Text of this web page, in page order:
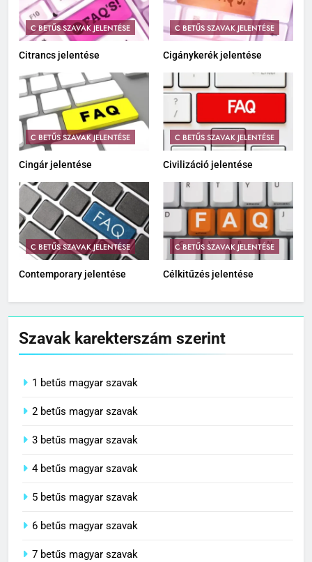
C BETŰS SZAVAK JELENTÉSE
Citrancs jelentése
C BETŰS SZAVAK JELENTÉSE
Cigánykerék jelentése
C BETŰS SZAVAK JELENTÉSE
Cingár jelentése
C BETŰS SZAVAK JELENTÉSE
Civilizáció jelentése
C BETŰS SZAVAK JELENTÉSE
Contemporary jelentése
C BETŰS SZAVAK JELENTÉSE
Célkitűzés jelentése
Szavak karekterszám szerint
1 betűs magyar szavak
2 betűs magyar szavak
3 betűs magyar szavak
4 betűs magyar szavak
5 betűs magyar szavak
6 betűs magyar szavak
7 betűs magyar szavak